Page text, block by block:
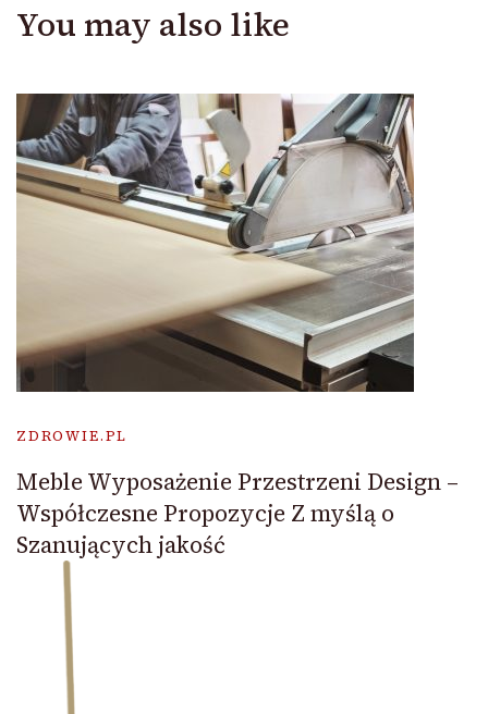
You may also like
ZDROWIE.PL
Meble Wyposażenie Przestrzeni Design –
Współczesne Propozycje Z myślą o
Szanujących jakość